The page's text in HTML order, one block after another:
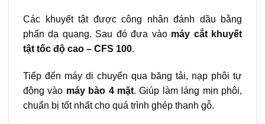
Các khuyết tật được công nhân đánh dầu bằng
phấn dạ quang. Sau đó đưa vào máy cắt khuyết
tật tốc độ cao – CFS 100.
Tiếp đến máy di chuyển qua băng tải, nạp phôi tự
động vào máy bào 4 mặt. Giúp làm láng mịn phôi,
chuẩn bị tốt nhất cho quá trình ghép thanh gỗ.